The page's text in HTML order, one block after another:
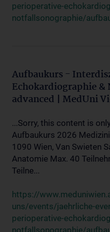
perioperative-
notfallsonographie/
Aufbaukurs -
Echokardiographie
advanced | MedUni
...Sorry, this content is
Aufbaukurs 2026
1090 Wien, Van Swieten
Anatomie Max. 40
Teilne...
https://
uns/events/jaehrliche-
perioperative-
notfallsonographie/